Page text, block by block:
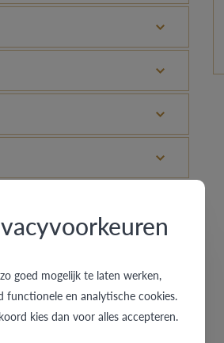
goed mogelijk te laten werken,
functionele en analytische cookies.
kies dan voor alles accepteren.